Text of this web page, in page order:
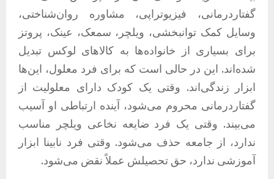
گفتاردرمانی، فیزیوتراپی، مشاوره روان‌شناختی،
وسایل کمک ‌توانبخشی، ویلچر، سمعک، عینک، پروتز
برای بسیاری از خانواده‌ها به کالاهای لوکس تبدیل
شده‌اند. این در حالی است که برای فرد معلول، این‌ها
ابزار زندگی‌اند. وقتی یک کودک دارای معلولیت از
گفتاردرمانی محروم می‌شود، آینده ارتباطی او آسیب
می‌بیند. وقتی یک فرد ضایعه نخاعی ویلچر مناسب
ندارد، از جامعه حذف می‌شود. وقتی فرد نابینا ابزار
آموزشی ندارد، حق تحصیلش عملاً نقض می‌شود.